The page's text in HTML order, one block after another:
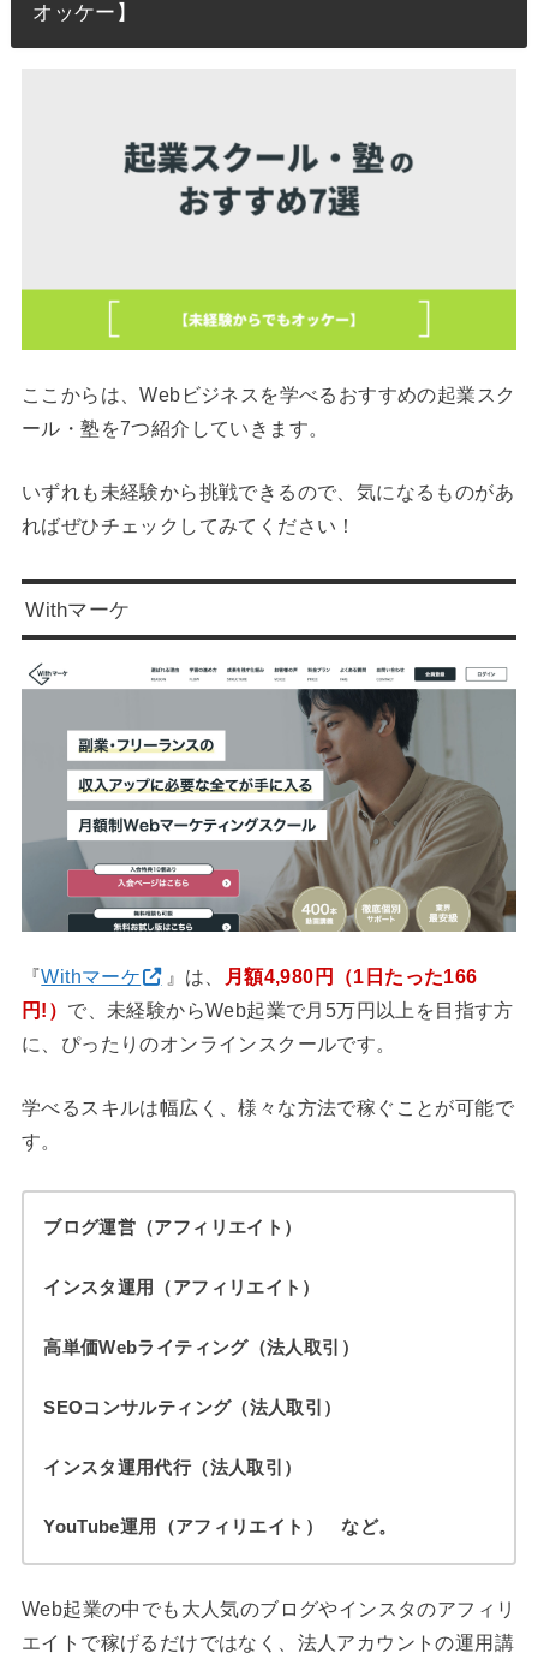
オッケー】
ここからは、Webビジネスを学べるおすすめの起業スク
ール・塾を7つ紹介していきます。
いずれも未経験から挑戦できるので、気になるものがあ
ればぜひチェックしてみてください！
Withマーケ
『Withマーケ 』は、
月額4,980円（1日たった166
円!） で、未経験からWeb起業で月5万円以上を目指す方
に、ぴったりのオンラインスクールです。
学べるスキルは幅広く、様々な方法で稼ぐことが可能で
す。
ブログ運営（アフィリエイト）
インスタ運用（アフィリエイト）
高単価Webライティング（法人取引）
SEOコンサルティング（法人取引）
インスタ運用代行（法人取引）
YouTube運用（アフィリエイト） など。
Web起業の中でも大人気のブログやインスタのアフィリ
エイトで稼げるだけではなく、法人アカウントの運用講